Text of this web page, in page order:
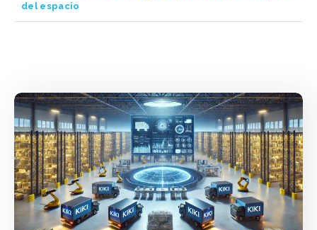
del espacio